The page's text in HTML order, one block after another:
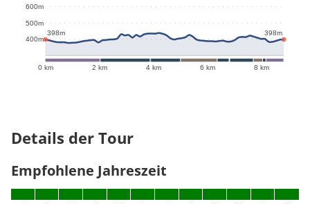
0 km 2 km 4 km 6 km 8 km
400m
500m
600m
398m 398m
Details der Tour
Empfohlene Jahreszeit